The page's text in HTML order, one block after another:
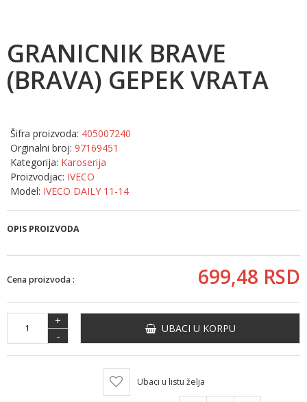
GRANICNIK BRAVE
(BRAVA) GEPEK VRATA
Šifra proizvoda: 405007240
Orginalni broj: 97169451
Kategorija: Karoserija
Proizvodjac: IVECO
Model: IVECO DAILY 11-14
OPIS PROIZVODA
Cena proizvoda : 699,48 RSD
+
-
UBACI U KORPU
Ubaci u listu želja